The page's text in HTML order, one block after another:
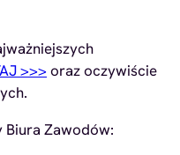
>>> oraz oczywiście
Biura Zawodów: